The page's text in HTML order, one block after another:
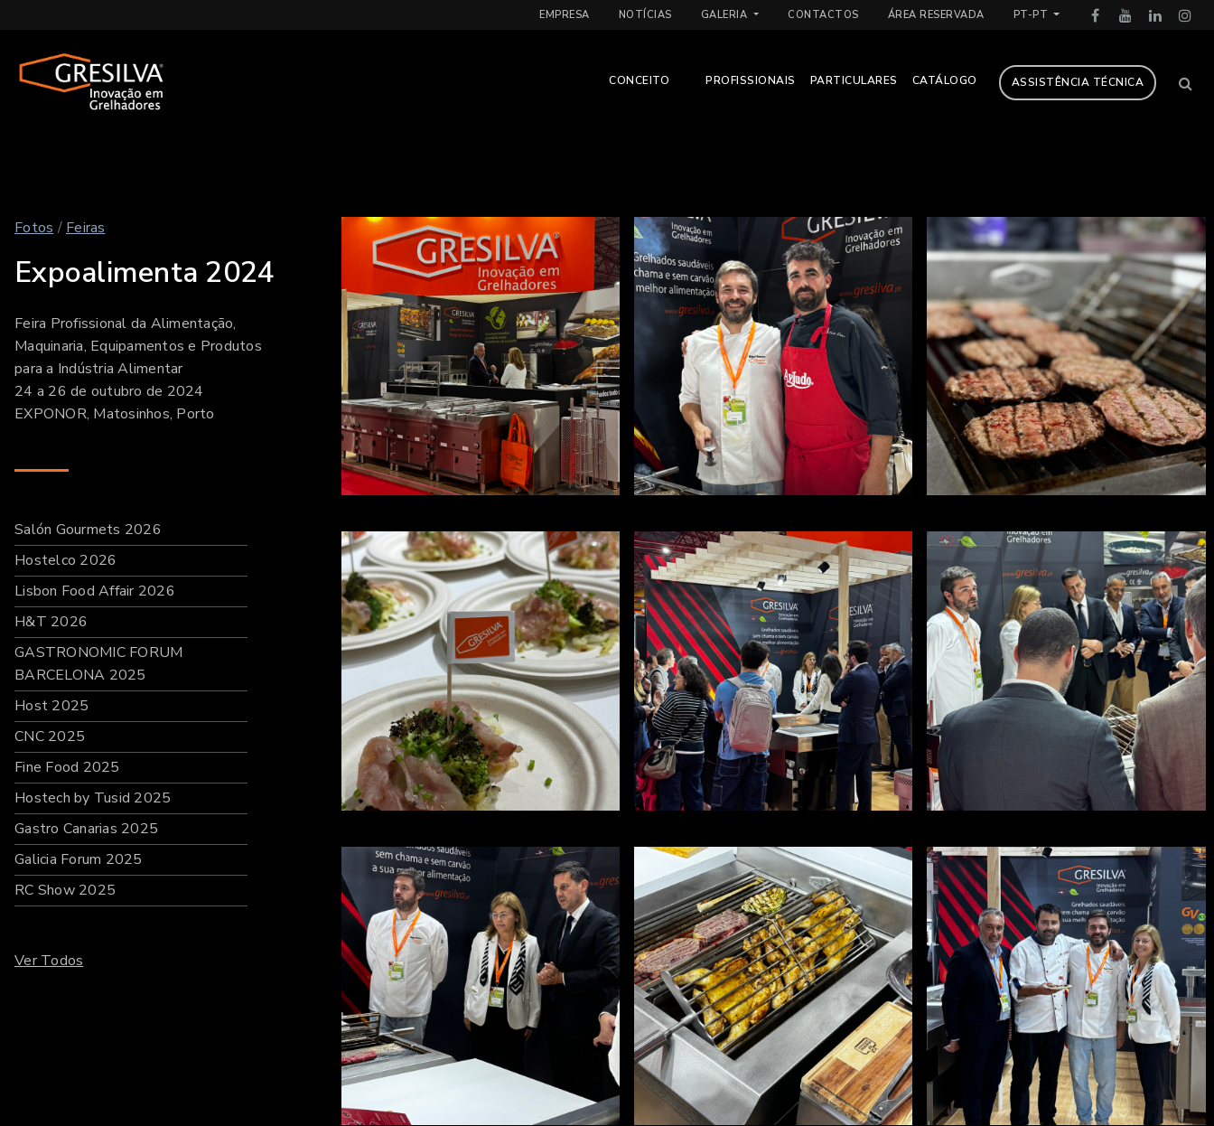
EMPRESA NOTÍCIAS GALERIA CONTACTOS ÁREA RESERVADA PT-PT
CONCEITO PROFISSIONAIS PARTICULARES CATÁLOGO ASSISTÊNCIA TÉCNICA
Fotos / Feiras
Expoalimenta 2024
Feira Profissional da Alimentação,
Maquinaria, Equipamentos e Produtos
para a Indústria Alimentar
24 a 26 de outubro de 2024
EXPONOR, Matosinhos, Porto
Salón Gourmets 2026
Hostelco 2026
Lisbon Food Affair 2026
H&T 2026
GASTRONOMIC FORUM
BARCELONA 2025
Host 2025
CNC 2025
Fine Food 2025
Hostech by Tusid 2025
Gastro Canarias 2025
Galicia Forum 2025
RC Show 2025
Ver Todos